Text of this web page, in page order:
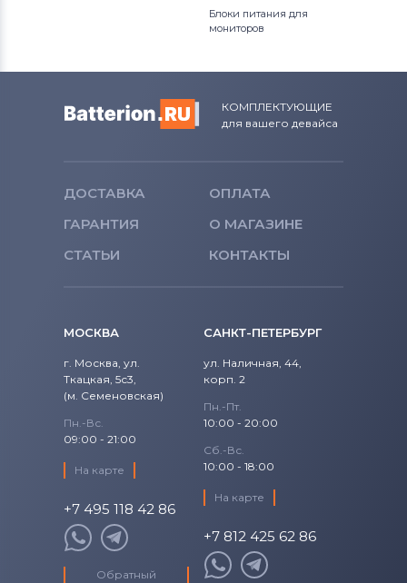
Блоки питания для
мониторов
КОМПЛЕКТУЮЩИЕ
для вашего девайса
ДОСТАВКА
ОПЛАТА
ГАРАНТИЯ
О МАГАЗИНЕ
СТАТЬИ
КОНТАКТЫ
МОСКВА
г. Москва, ул.
Ткацкая, 5с3,
(м. Семеновская)
Пн.-Вс.
09:00 - 21:00
На карте
+7 495 118 42 86
Обратный
САНКТ-ПЕТЕРБУРГ
ул. Наличная, 44,
корп. 2
Пн.-Пт.
10:00 - 20:00
Сб.-Вс.
10:00 - 18:00
На карте
+7 812 425 62 86